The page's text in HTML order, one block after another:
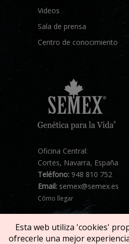
Videos
Sala de prensa
Centro de conocimiento
Oficina Central:
Cortes, Navarra, España
Teléfono: 948 810 752
Email: semex@semex.es
Cómo llegar
Esta web utiliza 'cookies'
ofrecerle una mejor